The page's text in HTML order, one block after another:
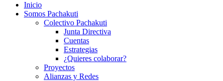
Inicio
Somos Pachakuti
Colectivo Pachakuti
Junta Directiva
Cuentas
Estrategias
¿Quieres colaborar?
Proyectos
Alianzas y Redes